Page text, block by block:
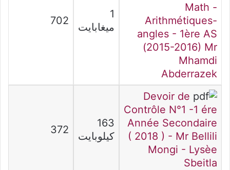
Math -
Arithmétiques-
angles - 1ère AS
(2015-2016) Mr
Mhamdi
Abderrazek
1
ميغابايت
702
Devoir de
Contrôle N°1 -1 ére
Année Secondaire
( 2018 ) - Mr Bellili
Mongi - Lysèe
Sbeitla
163
كيلوبايت
372